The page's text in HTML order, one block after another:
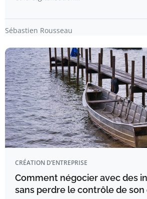
Sébastien Rousseau
CRÉATION D’ENTREPRISE
Comment négocier avec des
sans perdre le contrôle de son